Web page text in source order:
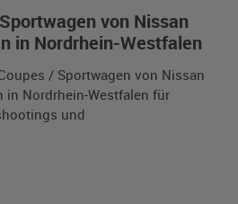
von Nissan
in Nordrhein-Westfalen
/ Sportwagen von Nissan
in Nordrhein-Westfalen für
und